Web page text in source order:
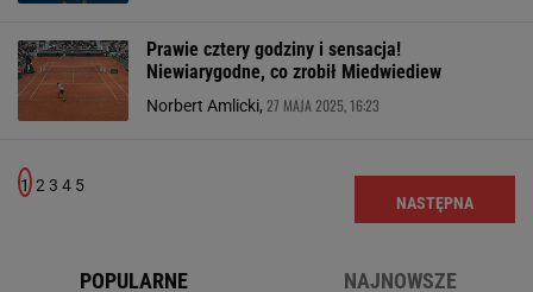
Prawie cztery godziny i sensacja!
Niewiarygodne, co zrobił Miedwiediew
Norbert Amlicki, 27 MAJA 2025, 16:23
1 2 3 4 5
NASTĘPNA
POPULARNE NAJNOWSZE